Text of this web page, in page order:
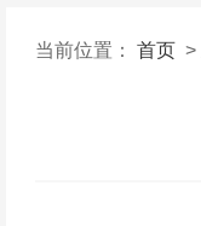
当前位置： 首页 >